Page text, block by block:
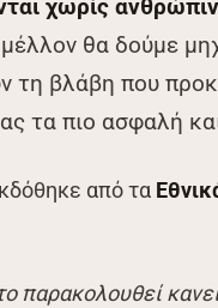
χωρίς
θα δούμε
τη βλάβη που
τα πιο ασφαλή
από τα
παρακολουθεί